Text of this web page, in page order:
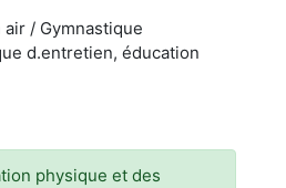
/ Gymnastique
d.entretien, éducation
physique et des